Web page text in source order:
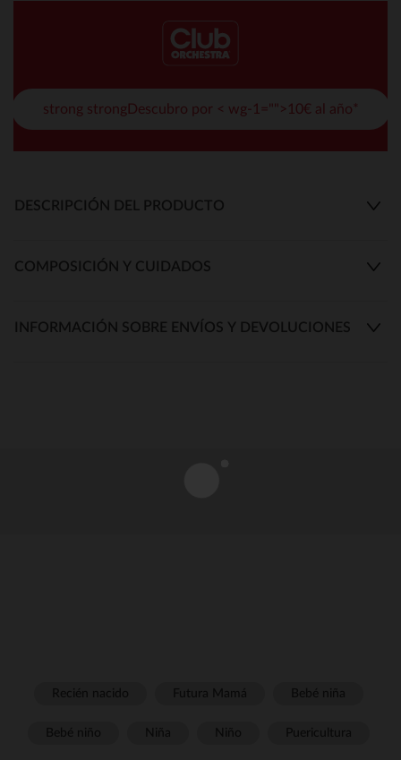
strong strongDescubro por < wg-1="">10€ al año*
DESCRIPCIÓN DEL PRODUCTO
COMPOSICIÓN Y CUIDADOS
INFORMACIÓN SOBRE ENVÍOS Y DEVOLUCIONES